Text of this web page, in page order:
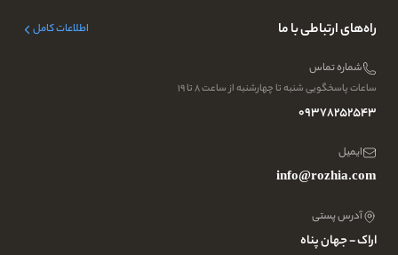
راه‌های ارتباطی با ما اطلاعات کامل
شماره تماس
ساعات پاسخگویی شنبه تا چهارشنبه از ساعت ۸ تا ۱۹
09378252543
ایمیل
info@rozhia.com
آدرس پستی
اراک - جهان پناه